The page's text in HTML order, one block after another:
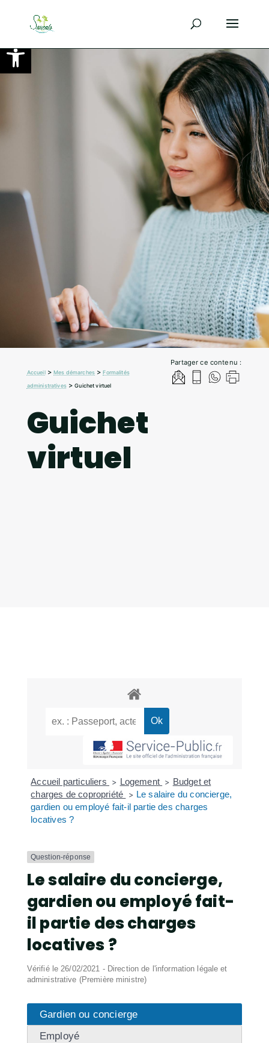
Ouvrir la barre d’outils
Partager ce contenu :
Accueil>Mes démarches >Formalités
administratives>Guichet virtuel
Guichet
virtuel
Accueil particuliers > Logement > Budget et
charges de copropriété
> Le salaire du concierge,
gardien ou employé fait-il partie des charges
locatives ?
Question-réponse
Le salaire du concierge,
gardien ou employé fait-
il partie des charges
locatives ?
Vérifié le 26/02/2021 - Direction de l'information légale et
administrative (Première ministre)
Gardien ou concierge
Employé